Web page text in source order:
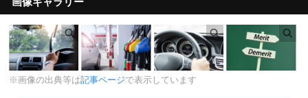
※画像の出典等は記事ページで表示しています